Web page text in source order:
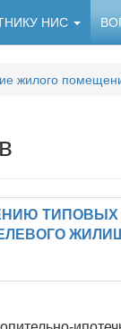
НИС
жилого